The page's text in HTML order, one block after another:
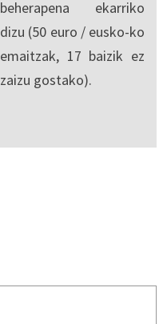
beherapena ekarriko
dizu (50 euro / eusko-ko
emaitzak, 17 baizik ez
zaizu gostako).